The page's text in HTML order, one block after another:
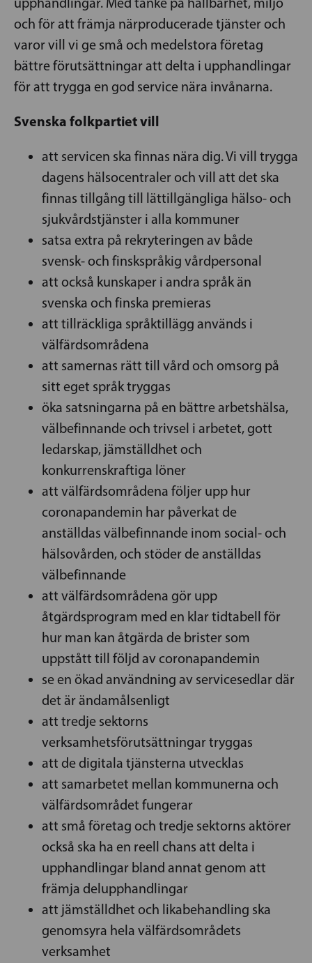
och för att främja närproducerade tjänster och
varor vill vi ge små och medelstora företag
bättre förutsättningar att delta i upphandlingar
för att trygga en god service nära invånarna.
Svenska folkpartiet vill
att servicen ska finnas nära dig. Vi vill trygga
dagens hälsocentraler och vill att det ska
finnas tillgång till lättillgängliga hälso- och
sjukvårdstjänster i alla kommuner
satsa extra på rekryteringen av både
svensk- och finskspråkig vårdpersonal
att också kunskaper i andra språk än
svenska och finska premieras
att tillräckliga språktillägg används i
välfärdsområdena
att samernas rätt till vård och omsorg på
sitt eget språk tryggas
öka satsningarna på en bättre arbetshälsa,
välbefinnande och trivsel i arbetet, gott
ledarskap, jämställdhet och
konkurrenskraftiga löner
att välfärdsområdena följer upp hur
coronapandemin har påverkat de
anställdas välbefinnande inom social- och
hälsovården, och stöder de anställdas
välbefinnande
att välfärdsområdena gör upp
åtgärdsprogram med en klar tidtabell för
hur man kan åtgärda de brister som
uppstått till följd av coronapandemin
se en ökad användning av servicesedlar där
det är ändamålsenligt
att tredje sektorns
verksamhetsförutsättningar tryggas
att de digitala tjänsterna utvecklas
att samarbetet mellan kommunerna och
välfärdsområdet fungerar
att små företag och tredje sektorns aktörer
också ska ha en reell chans att delta i
upphandlingar bland annat genom att
främja delupphandlingar
att jämställdhet och likabehandling ska
genomsyra hela välfärdsområdets
verksamhet